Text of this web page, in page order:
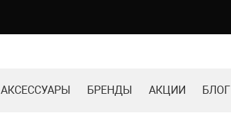
АКСЕССУАРЫ БРЕНДЫ АКЦИИ БЛОГ